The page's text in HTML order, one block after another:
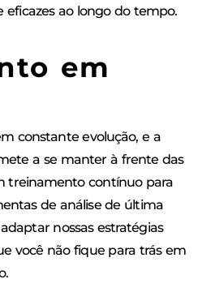
ao longo do tempo.
em
constante evolução, e a
a se manter à frente das
treinamento contínuo para
de análise de última
nossas estratégias
você não fique para trás em